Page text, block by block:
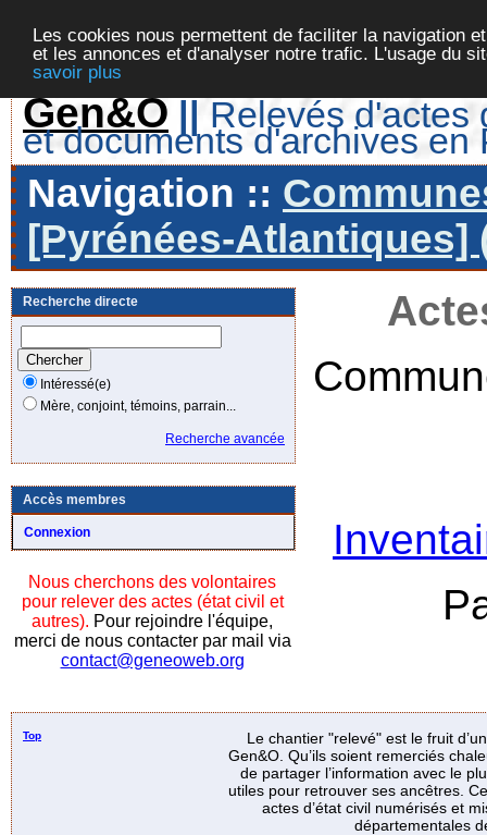
Les cookies nous permettent de faciliter la navigation
et les annonces et d'analyser notre trafic. L'usage du
savoir plus
Gen&O || Relevés d'actes
et documents d'archives en
Navigation ::
[Pyrénées-Atlantiques]
Recherche directe
Intéressé(e)
Mère, conjoint, témoins, parrain...
Recherche avancée
Accès membres
Connexion
Nous cherchons des volontaires
pour relever des actes (état civil et
autres). Pour rejoindre l'équipe,
merci de nous contacter par mail via
contact@geneoweb.org
Top
Le chantier "relevé" est le fruit
Gen&O. Qu’ils soient remerciés
de partager l’information avec le
utiles pour retrouver ses ancêtres.
actes d’état civil numérisés et
départementales